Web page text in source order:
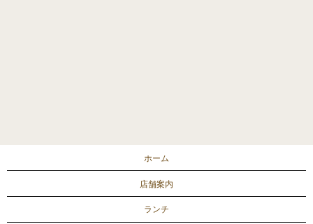
ホーム
店舗案内
ランチ